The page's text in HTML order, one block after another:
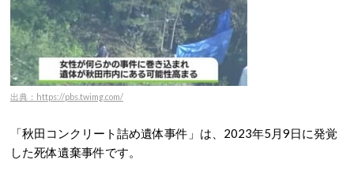
出典：https://pbs.twimg.com/
「秋田コンクリート詰め遺体事件」は、2023年5月9日に発覚
した死体遺棄事件です。